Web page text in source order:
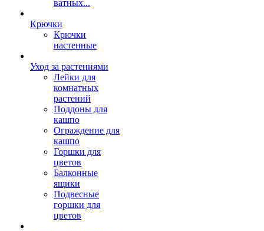
ватных...
Крючки
Крючки
настенные
Уход за растениями
Лейки для
комнатных
растений
Поддоны для
кашпо
Ограждение для
кашпо
Горшки для
цветов
Балконные
ящики
Подвесные
горшки для
цветов